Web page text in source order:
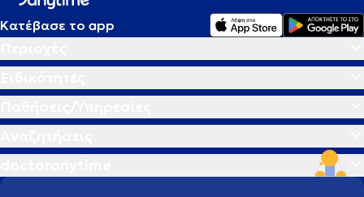
Κατέβασε το app